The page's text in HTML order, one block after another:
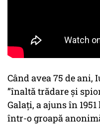
Când avea 75 de
”înaltă trădare şi
Galați, a ajuns în
într-o groapă